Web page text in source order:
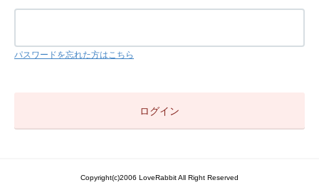
パスワードを忘れた方はこちら
Copyright(c)2006 LoveRabbit All Right Reserved